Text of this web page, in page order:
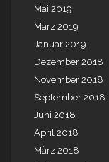
Mai 2019
März 2019
Januar 2019
Dezember 2018
November 2018
September 2018
Juni 2018
April 2018
März 2018